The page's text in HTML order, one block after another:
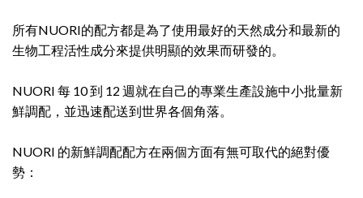
所有NUORI的配方都是為了使用最好的天然成分和最新的
生物工程活性成分來提供明顯的效果而研發的。
NUORI 每 10 到 12 週就在自己的專業生產設施中小批量新
鮮調配，並迅速配送到世界各個角落。
NUORI 的新鮮調配配方在兩個方面有無可取代的絕對優
勢：